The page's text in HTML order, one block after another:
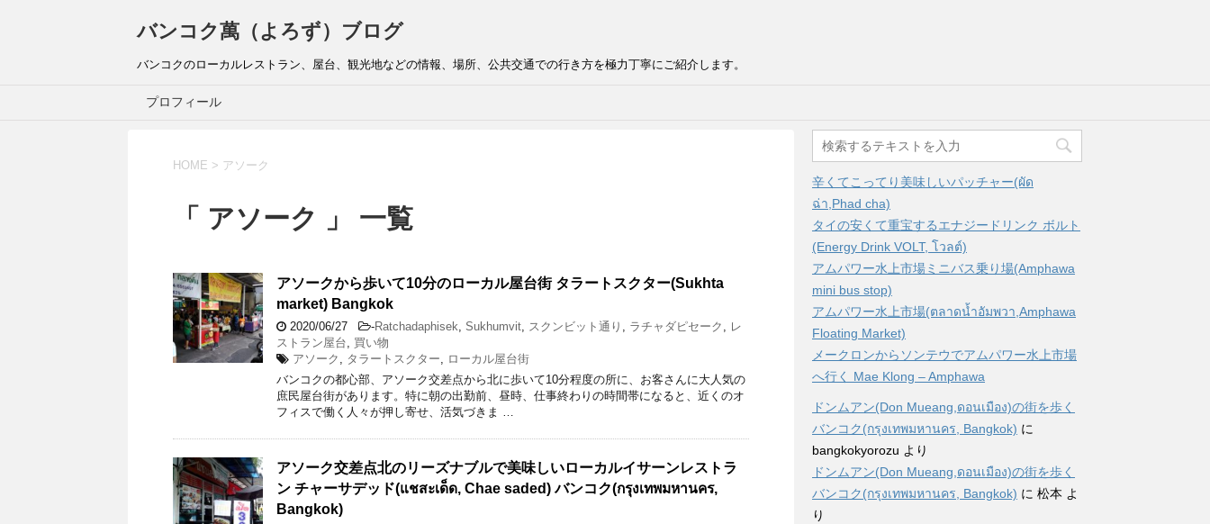
バンコク萬（よろず）ブログ
バンコクのローカルレストラン、屋台、観光地などの情報、場所、公共交通での行き方を極力丁寧にご紹介します。
プロフィール
HOME > アソーク
「 アソーク 」 一覧
アソークから歩いて10分のローカル屋台街 タラートスクター(Sukhta
market) Bangkok
2020/06/27 -Ratchadaphisek, Sukhumvit, スクンビット通り , ラチャダピセーク , レ
ストラン屋台, 買い物
アソーク , タラートスクター, ローカル屋台街
バンコクの都心部、アソーク交差点から北に歩いて10分程度の所に、お客さんに大人気の
庶民屋台街があります。特に朝の出勤前、昼時、仕事終わりの時間帯になると、近くのオ
フィスで働く人々が押し寄せ、活気づきま …
アソーク交差点北のリーズナブルで美味しいローカルイサーンレストラ
ン チャーサデッド(แชสะเด็ด, Chae saded) バンコク(กรุงเทพมหานคร,
Bangkok)
辛くてこってり美味しいパッチャー(ผัด
ฉ่า,Phad cha)
タイの安くて重宝するエナジードリンク ボルト
(Energy Drink VOLT, โวลต์)
アムパワー水上市場ミニバス乗り場(Amphawa
mini bus stop)
アムパワー水上市場(ตลาดน้ำอัมพวา,Amphawa
Floating Market)
メークロンからソンテウでアムパワー水上市場
へ行く Mae Klong – Amphawa
ドンムアン(Don Mueang,ดอนเมือง)の街を歩く
バンコク(กรุงเทพมหานคร, Bangkok) に
bangkokyorozu より
ドンムアン(Don Mueang,ดอนเมือง)の街を歩く
バンコク(กรุงเทพมหานคร, Bangkok) に 松本 よ
り